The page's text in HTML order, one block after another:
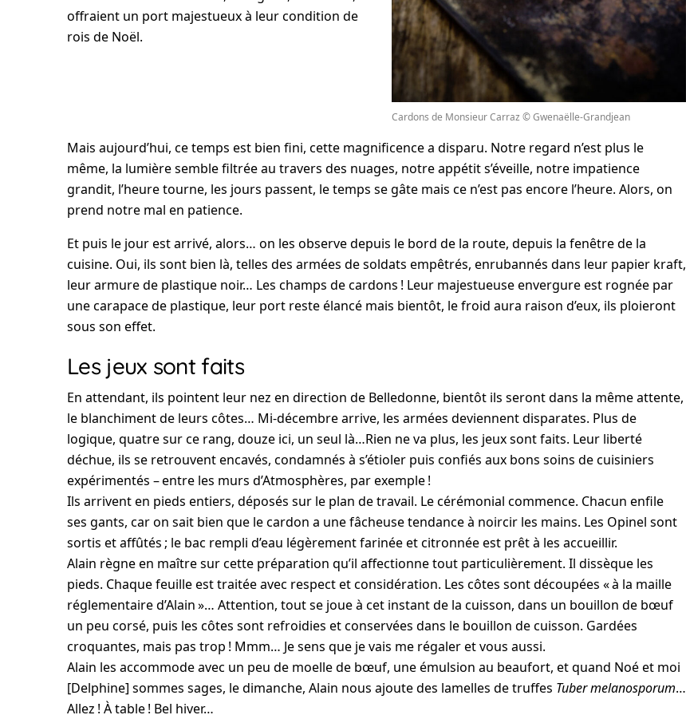
offraient un port majestueux à leur condition de
rois de Noël.
Cardons de Monsieur Carraz © Gwenaëlle-Grandjean
Mais aujourd’hui, ce temps est bien fini, cette magnificence a disparu. Notre regard n’est plus le
même, la lumière semble filtrée au travers des nuages, notre appétit s’éveille, notre impatience
grandit, l’heure tourne, les jours passent, le temps se gâte mais ce n’est pas encore l’heure. Alors, on
prend notre mal en patience.
Et puis le jour est arrivé, alors… on les observe depuis le bord de la route, depuis la fenêtre de la
cuisine. Oui, ils sont bien là, telles des armées de soldats empêtrés, enrubannés dans leur papier kraft,
leur armure de plastique noir… Les champs de cardons ! Leur majestueuse envergure est rognée par
une carapace de plastique, leur port reste élancé mais bientôt, le froid aura raison d’eux, ils ploieront
sous son effet.
Les jeux sont faits
En attendant, ils pointent leur nez en direction de Belledonne, bientôt ils seront dans la même attente,
le blanchiment de leurs côtes… Mi-décembre arrive, les armées deviennent disparates. Plus de
logique, quatre sur ce rang, douze ici, un seul là…Rien ne va plus, les jeux sont faits. Leur liberté
déchue, ils se retrouvent encavés, condamnés à s’étioler puis confiés aux bons soins de cuisiniers
expérimentés – entre les murs d’Atmosphères, par exemple !
Ils arrivent en pieds entiers, déposés sur le plan de travail. Le cérémonial commence. Chacun enfile
ses gants, car on sait bien que le cardon a une fâcheuse tendance à noircir les mains. Les Opinel sont
sortis et affûtés ; le bac rempli d’eau légèrement farinée et citronnée est prêt à les accueillir.
Alain règne en maître sur cette préparation qu’il affectionne tout particulièrement. Il dissèque les
pieds. Chaque feuille est traitée avec respect et considération. Les côtes sont découpées « à la maille
réglementaire d’Alain »… Attention, tout se joue à cet instant de la cuisson, dans un bouillon de bœuf
un peu corsé, puis les côtes sont refroidies et conservées dans le bouillon de cuisson. Gardées
croquantes, mais pas trop ! Mmm… Je sens que je vais me régaler et vous aussi.
Alain les accommode avec un peu de moelle de bœuf, une émulsion au beaufort, et quand Noé et moi
[Delphine] sommes sages, le dimanche, Alain nous ajoute des lamelles de truffes Tuber melanosporum…
Allez ! À table ! Bel hiver…